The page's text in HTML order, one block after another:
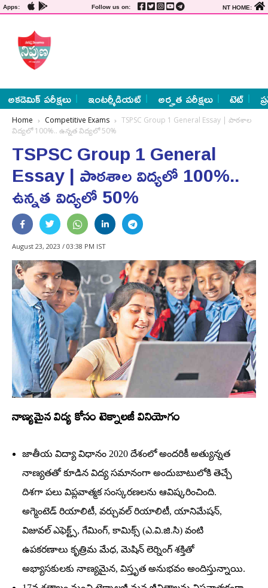
Apps: Follow us on: NT HOME:
అకడెమిక్ పరీక్షలు ఇంటర్మీడియట్ అర్హత పరీక్షలు టెట్
Home Competitive Exams
TSPSC Group 1 General Essay | పాఠశాల
విద్యలో 100%.. ఉన్నత విద్యలో 50%
TSPSC Group 1 General
Essay | పాఠశాల విద్యలో 100%..
ఉన్నత విద్యలో 50%
August 23, 2023 / 03:38 PM IST
నాణ్యమైన విద్య కోసం టెక్నాలజీ వినియోగం
జాతీయ విద్యా విధానం 2020 దేశంలో అందరికీ అత్యున్నత
నాణ్యతతో కూడిన విద్య సమానంగా అందుబాటులోకి తెచ్చే
దిశగా పలు విప్లవాత్మక సంస్కరణలను ఆవిష్కరించింది.
అగ్మెంటెడ్‌ రియాలిటీ, వర్చువల్‌ రియాలిటీ, యానిమేషన్‌,
విజువల్‌ ఎఫెక్ట్స్‌, గేమింగ్‌, కామిక్స్‌ (ఎ.వి.జి.సి) వంటి
ఉపకరణాలు కృత్రిమ మేధ, మెషిన్‌ లెర్నింగ్‌ శక్తితో
అభ్యాసకులకు నాణ్యమైన, విస్తృత అనుభవం అందిస్తున్నాయి.